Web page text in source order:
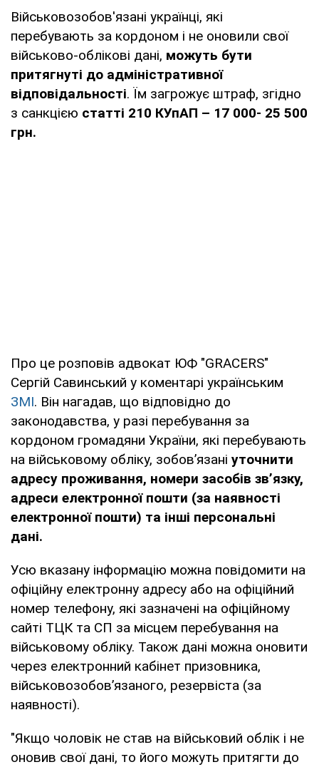
Військовозобов'язані українці, які
перебувають за кордоном і не оновили свої
військово-облікові дані, можуть бути
притягнуті до адміністративної
відповідальності. Їм загрожує штраф, згідно
з санкцією статті 210 КУпАП – 17 000- 25 500
грн.
Про це розповів адвокат ЮФ "GRACERS"
Сергій Савинський у коментарі українським
ЗМІ. Він нагадав, що відповідно до
законодавства, у разі перебування за
кордоном громадяни України, які перебувають
на військовому обліку, зобов’язані уточнити
адресу проживання, номери засобів зв’язку,
адреси електронної пошти (за наявності
електронної пошти) та інші персональні
дані.
Усю вказану інформацію можна повідомити на
офіційну електронну адресу або на офіційний
номер телефону, які зазначені на офіційному
сайті ТЦК та СП за місцем перебування на
військовому обліку. Також дані можна оновити
через електронний кабінет призовника,
військовозобов’язаного, резервіста (за
наявності).
"Якщо чоловік не став на військовий облік і не
оновив свої дані, то його можуть притягти до